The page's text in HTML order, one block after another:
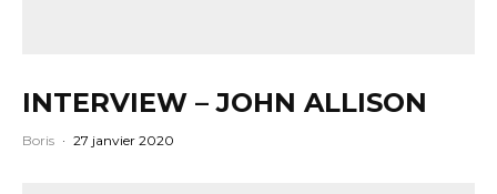
INTERVIEW – JOHN ALLISON
Boris · 27 janvier 2020